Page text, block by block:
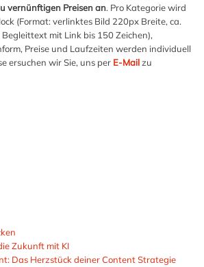
vernünftigen Preisen an. Pro Kategorie wird
(Format: verlinktes Bild 220px Breite, ca.
mit Link bis 150 Zeichen),
Preise und Laufzeiten werden individuell
ersuchen wir Sie, uns per E-Mailzu
Zukunft mit KI
Das Herzstück deiner Content Strategie